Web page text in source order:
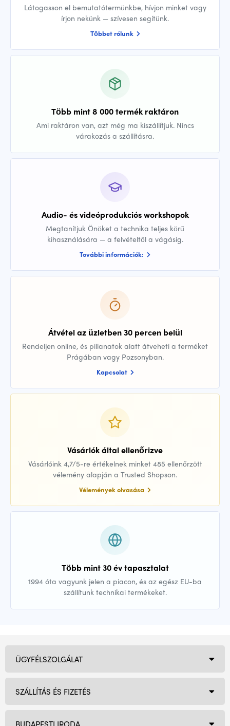
Látogasson el bemutatótermünkbe, hívjon minket vagy
írjon nekünk — szívesen segítünk.
Többet rólunk
Több mint 8 000 termék raktáron
Ami raktáron van, azt még ma kiszállítjuk. Nincs
várakozás a szállításra.
Audio- és videóprodukciós workshopok
Megtanítjuk Önöket a technika teljes körű
kihasználására — a felvételtől a vágásig.
További információk:
Átvétel az üzletben 30 percen belül
Rendeljen online, és pillanatok alatt átveheti a terméket
Prágában vagy Pozsonyban.
Kapcsolat
Vásárlók által ellenőrizve
Vásárlóink 4,7/5-re értékelnek minket 485 ellenőrzött
vélemény alapján a Trusted Shopson.
Vélemények olvasása
Több mint 30 év tapasztalat
1994 óta vagyunk jelen a piacon, és az egész EU-ba
szállítunk technikai termékeket.
BUDAPESTI IRODA
ÜGYFÉLSZOLGÁLAT
SZÁLLÍTÁS ÉS FIZETÉS